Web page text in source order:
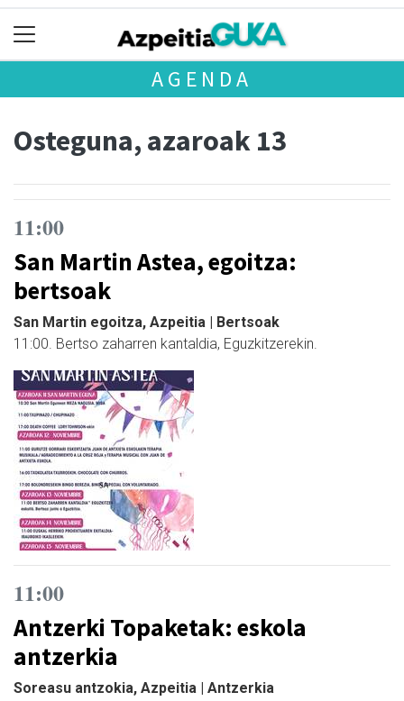
AGENDA
Osteguna, azaroak 13
11:00
San Martin Astea, egoitza:
bertsoak
San Martin egoitza, Azpeitia | Bertsoak
11:00. Bertso zaharren kantaldia, Eguzkitzerekin.
11:00
Antzerki Topaketak: eskola
antzerkia
Soreasu antzokia, Azpeitia | Antzerkia